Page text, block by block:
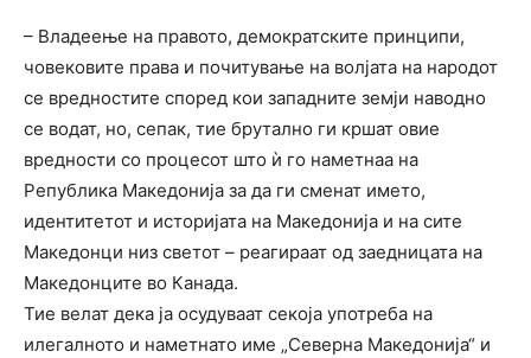
– Владеење на правото, демократските принципи,
човековите права и почитување на волјата на народот
се вредностите според кои западните земји наводно
се водат, но, сепак, тие брутално ги кршат овие
вредности со процесот што ѝ го наметнаа на
Република Македонија за да ги сменат името,
идентитетот и историјата на Македонија и на сите
Македонци низ светот – реагираат од заедницата на
Македонците во Канада.
Тие велат дека ја осудуваат секоја употреба на
илегалното и наметнато име „Северна Македонија“ и